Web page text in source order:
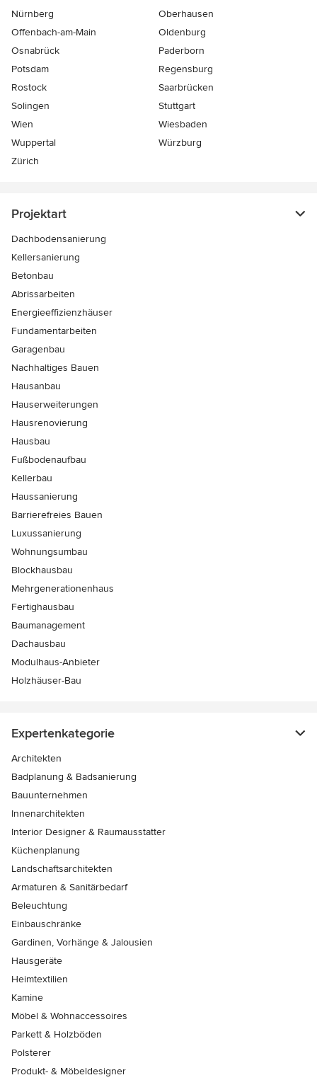
Nürnberg
Oberhausen
Offenbach-am-Main
Oldenburg
Osnabrück
Paderborn
Potsdam
Regensburg
Rostock
Saarbrücken
Solingen
Stuttgart
Wien
Wiesbaden
Wuppertal
Würzburg
Zürich
Projektart
Dachbodensanierung
Kellersanierung
Betonbau
Abrissarbeiten
Energieeffizienzhäuser
Fundamentarbeiten
Garagenbau
Nachhaltiges Bauen
Hausanbau
Hauserweiterungen
Hausrenovierung
Hausbau
Fußbodenaufbau
Kellerbau
Haussanierung
Barrierefreies Bauen
Luxussanierung
Wohnungsumbau
Blockhausbau
Mehrgenerationenhaus
Fertighausbau
Baumanagement
Dachausbau
Modulhaus-Anbieter
Holzhäuser-Bau
Expertenkategorie
Architekten
Badplanung & Badsanierung
Bauunternehmen
Innenarchitekten
Interior Designer & Raumausstatter
Küchenplanung
Landschaftsarchitekten
Armaturen & Sanitärbedarf
Beleuchtung
Einbauschränke
Gardinen, Vorhänge & Jalousien
Hausgeräte
Heimtextilien
Kamine
Möbel & Wohnaccessoires
Parkett & Holzböden
Polsterer
Produkt- & Möbeldesigner